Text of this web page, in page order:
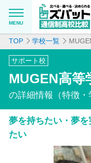
MENU
資
め
学校を探したい
通信制高校に
はじめての方へ
よくある質問
TOP 学校一覧
サポート校
MUGEN高等
の詳細情報（特徴・
夢を持ちたい・夢
たい